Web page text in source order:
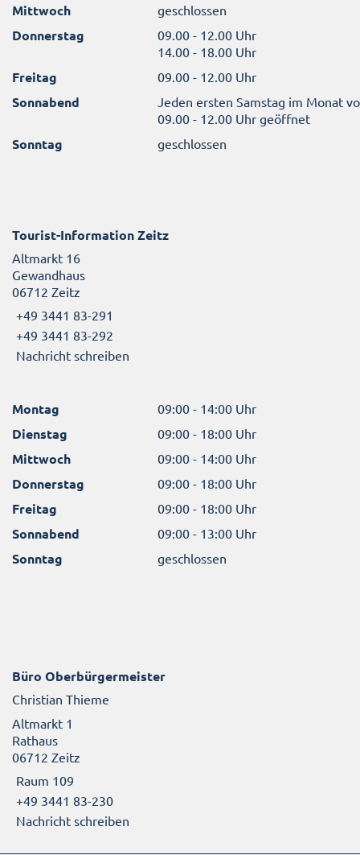
Mittwoch geschlossen
Donnerstag
09.00 - 12.00 Uhr
14.00 - 18.00 Uhr
Freitag 09.00 - 12.00 Uhr
Sonnabend
Jeden ersten Samstag im Monat
09.00 - 12.00 Uhr geöffnet
Sonntag geschlossen
Tourist-Information Zeitz
Altmarkt 16
Gewandhaus
06712 Zeitz
+49 3441 83-291
+49 3441 83-292
Nachricht schreiben
Montag 09:00 - 14:00 Uhr
Dienstag 09:00 - 18:00 Uhr
Mittwoch 09:00 - 14:00 Uhr
Donnerstag 09:00 - 18:00 Uhr
Freitag 09:00 - 18:00 Uhr
Sonnabend 09:00 - 13:00 Uhr
Sonntag geschlossen
Büro Oberbürgermeister
Christian Thieme
Altmarkt 1
Rathaus
06712 Zeitz
Raum 109
+49 3441 83-230
Nachricht schreiben